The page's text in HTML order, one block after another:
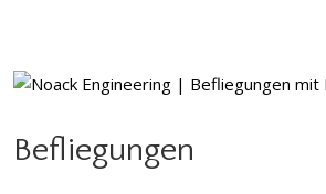
Befliegungen